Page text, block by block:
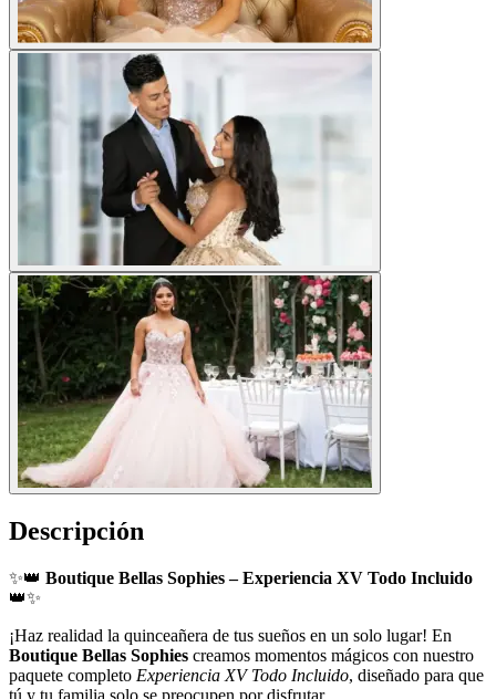
Descripción
✨👑 Boutique Bellas Sophies – Experiencia XV Todo Incluido
👑✨
¡Haz realidad la quinceañera de tus sueños en un solo lugar! En
Boutique Bellas Sophies creamos momentos mágicos con nuestro
paquete completo Experiencia XV Todo Incluido, diseñado para que
tú y tu familia solo se preocupen por disfrutar.